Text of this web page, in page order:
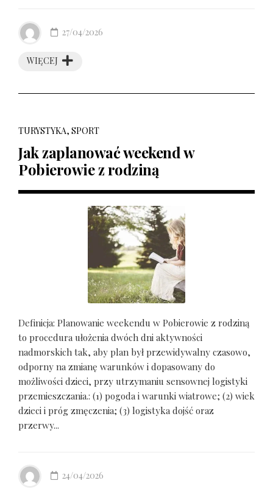
WIĘCEJ
27/04/2026
TURYSTYKA, SPORT
Jak zaplanować weekend w
Pobierowie z rodziną
Definicja: Planowanie weekendu w Pobierowie z rodziną
to procedura ułożenia dwóch dni aktywności
nadmorskich tak, aby plan był przewidywalny czasowo,
odporny na zmianę warunków i dopasowany do
możliwości dzieci, przy utrzymaniu sensownej logistyki
przemieszczania.: (1) pogoda i warunki wiatrowe; (2) wiek
dzieci i próg zmęczenia; (3) logistyka dojść oraz
przerwy...
24/04/2026